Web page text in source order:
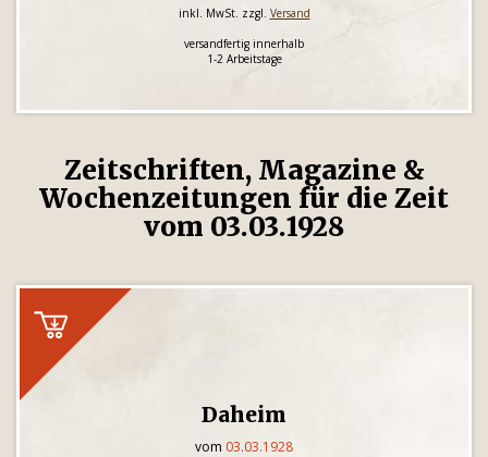
inkl. MwSt. zzgl. Versand
versandfertig innerhalb
1-2 Arbeitstage
Zeitschriften, Magazine &
Wochenzeitungen für die Zeit
vom 03.03.1928
Daheim
vom 03.03.1928